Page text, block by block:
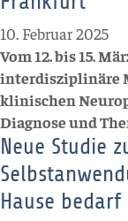
10. Februar 2025
Vom 12. bis 15.
interdisziplinäre
klinischen
Diagnose und
Neue Studie
Hause